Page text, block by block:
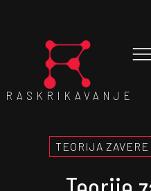
RASKRIKAVANJE
TEORIJA ZAVERE